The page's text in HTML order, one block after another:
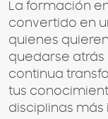
La formación
convertido en
quienes
quedarse
continua
tus
disciplinas